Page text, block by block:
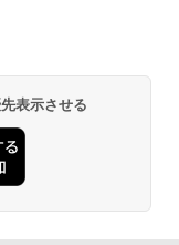
表示させる